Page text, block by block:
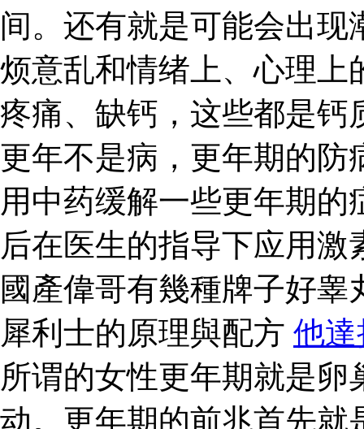
间。还有就是可能会出
烦意乱和情绪上、心理上
疼痛、缺钙，这些都是钙
更年不是病，更年期的防
用中药缓解一些更年期
后在医生的指导下应用
國產偉哥有幾種牌子好
犀利士的原理與配方 他
所谓的女性更年期就是
动。更年期的前兆首先就